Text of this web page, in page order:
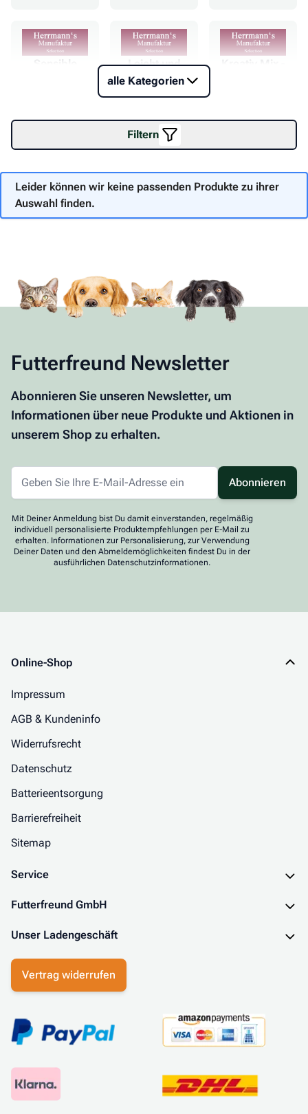
Leicht und
Vegan Menü
alle Kategorien
Filtern
Leider können wir keine passenden Produkte zu ihrer
Auswahl finden.
Futterfreund Newsletter
Abonnieren Sie unseren Newsletter, um
Informationen über neue Produkte und Aktionen in
unserem Shop zu erhalten.
Abonnieren
Mit Deiner Anmeldung bist Du damit einverstanden, regelmäßig
individuell personalisierte Produktempfehlungen per E-Mail zu
erhalten. Informationen zur Personalisierung, zur Verwendung
Deiner Daten und den Abmeldemöglichkeiten findest Du in der
ausführlichen Datenschutzinformationen.
Online-Shop
Impressum
AGB & Kundeninfo
Widerrufsrecht
Datenschutz
Batterieentsorgung
Barrierefreiheit
Sitemap
Service
Futterfreund GmbH
Unser Ladengeschäft
Vertrag widerrufen